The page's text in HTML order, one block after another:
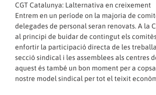
CGT Catalunya: Lalternativa en creixement
Entrem en un període on la majoria de
delegades de personal seran renovats. A la
al principi de buidar de contingut els comitès
enfortir la participació directa de les
secció sindical i les assemblees als centres
aquest és també un bon moment per a
nostre model sindical per tot el teixit